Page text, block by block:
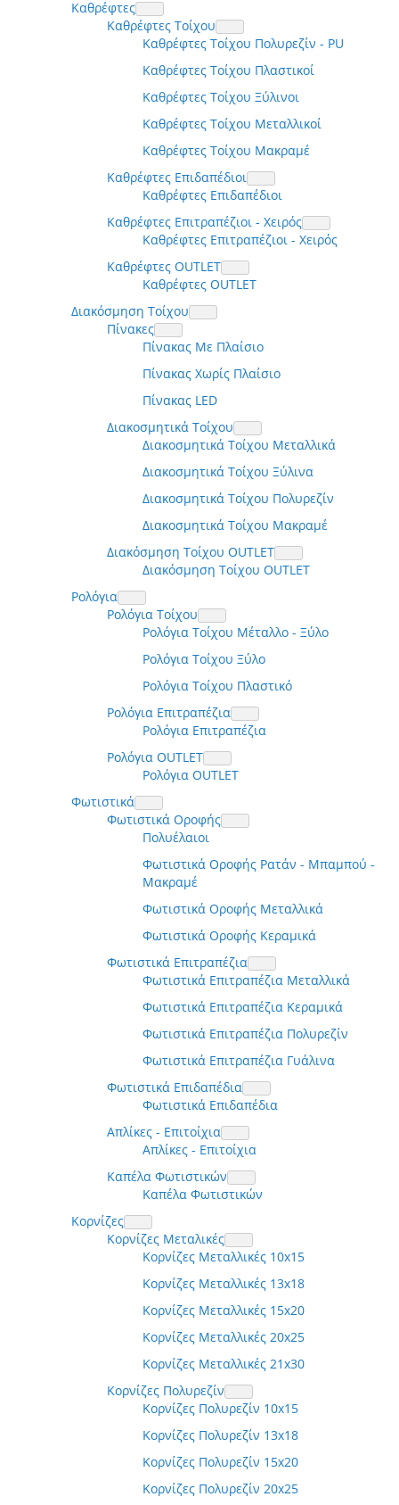
Καθρέφτες
Καθρέφτες Τοίχου
Καθρέφτες Τοίχου Πολυρεζίν - PU
Καθρέφτες Τοίχου Πλαστικοί
Καθρέφτες Τοίχου Ξύλινοι
Καθρέφτες Τοίχου Μεταλλικοί
Καθρέφτες Τοίχου Μακραμέ
Καθρέφτες Επιδαπέδιοι
Καθρέφτες Επιδαπέδιοι
Καθρέφτες Επιτραπέζιοι - Χειρός
Καθρέφτες Επιτραπέζιοι - Χειρός
Καθρέφτες OUTLET
Καθρέφτες OUTLET
Διακόσμηση Τοίχου
Πίνακες
Πίνακας Με Πλαίσιο
Πίνακας Χωρίς Πλαίσιο
Πίνακας LED
Διακοσμητικά Τοίχου
Διακοσμητικά Τοίχου Μεταλλικά
Διακοσμητικά Τοίχου Ξύλινα
Διακοσμητικά Τοίχου Πολυρεζίν
Διακοσμητικά Τοίχου Μακραμέ
Διακόσμηση Τοίχου OUTLET
Διακόσμηση Τοίχου OUTLET
Ρολόγια
Ρολόγια Τοίχου
Ρολόγια Τοίχου Μέταλλο - Ξύλο
Ρολόγια Τοίχου Ξύλο
Ρολόγια Τοίχου Πλαστικό
Ρολόγια Επιτραπέζια
Ρολόγια Επιτραπέζια
Ρολόγια OUTLET
Ρολόγια OUTLET
Φωτιστικά
Φωτιστικά Οροφής
Πολυέλαιοι
Φωτιστικά Οροφής Ρατάν - Μπαμπού -
Μακραμέ
Φωτιστικά Οροφής Μεταλλικά
Φωτιστικά Οροφής Κεραμικά
Φωτιστικά Επιτραπέζια
Φωτιστικά Επιτραπέζια Μεταλλικά
Φωτιστικά Επιτραπέζια Κεραμικά
Φωτιστικά Επιτραπέζια Πολυρεζίν
Φωτιστικά Επιτραπέζια Γυάλινα
Φωτιστικά Επιδαπέδια
Φωτιστικά Επιδαπέδια
Απλίκες - Επιτοίχια
Απλίκες - Επιτοίχια
Καπέλα Φωτιστικών
Καπέλα Φωτιστικών
Κορνίζες
Κορνίζες Μεταλικές
Κορνίζες Μεταλλικές 10x15
Κορνίζες Μεταλλικές 13x18
Κορνίζες Μεταλλικές 15x20
Κορνίζες Μεταλλικές 20x25
Κορνίζες Μεταλλικές 21x30
Κορνίζες Πολυρεζίν
Κορνίζες Πολυρεζίν 10x15
Κορνίζες Πολυρεζίν 13x18
Κορνίζες Πολυρεζίν 15x20
Κορνίζες Πολυρεζίν 20x25